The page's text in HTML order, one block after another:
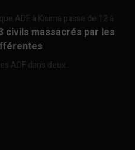
ADF à Kisima passe de 12 à
civils massacrés par les
ADF dans deux...